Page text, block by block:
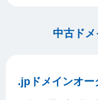
中古ド
.jpドメインオー